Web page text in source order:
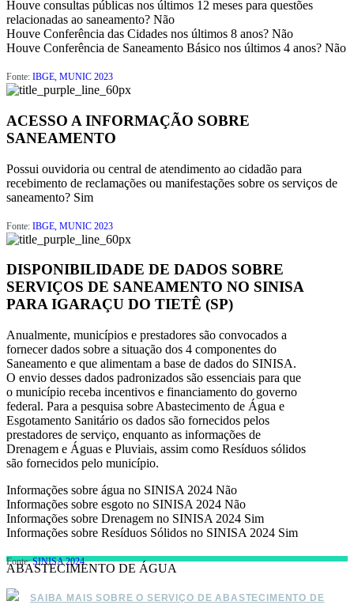
Houve consultas públicas nos últimos 12 meses para questões
relacionadas ao saneamento? Não
Houve Conferência das Cidades nos últimos 8 anos? Não
Houve Conferência de Saneamento Básico nos últimos 4 anos? Não
Fonte: IBGE, MUNIC 2023
ACESSO A INFORMAÇÃO SOBRE
SANEAMENTO
Possui ouvidoria ou central de atendimento ao cidadão para
recebimento de reclamações ou manifestações sobre os serviços de
saneamento? Sim
Fonte: IBGE, MUNIC 2023
DISPONIBILIDADE DE DADOS SOBRE
SERVIÇOS DE SANEAMENTO NO SINISA
PARA IGARAÇU DO TIETÊ (SP)
Anualmente, municípios e prestadores são convocados a
fornecer dados sobre a situação dos 4 componentes do
Saneamento e que alimentam a base de dados do SINISA.
O envio desses dados padronizados são essenciais para que
o município receba incentivos e financiamento do governo
federal. Para a pesquisa sobre Abastecimento de Água e
Esgotamento Sanitário os dados são fornecidos pelos
prestadores de serviço, enquanto as informações de
Drenagem e Águas e Pluviais, assim como Resíduos sólidos
são fornecidos pelo município.
Informações sobre água no SINISA 2024 Não
Informações sobre esgoto no SINISA 2024 Não
Informações sobre Drenagem no SINISA 2024 Sim
Informações sobre Resíduos Sólidos no SINISA 2024 Sim
Fonte:SINISA 2024
ABASTECIMENTO DE ÁGUA
SAIBA MAIS SOBRE O SERVIÇO DE ABASTECIMENTO DE